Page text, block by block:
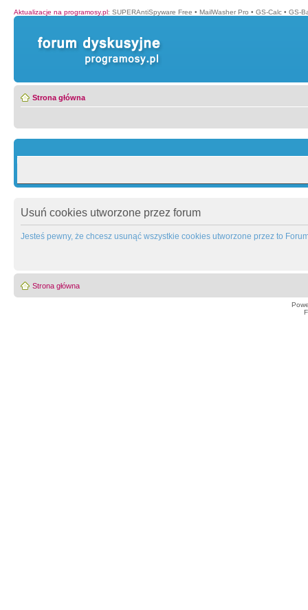
Aktualizacje na programosy.pl: SUPERAntiSpyware Free • MailWasher Pro • GS-Calc • GS-
Strona główna
Usuń cookies utworzone przez forum
Jesteś pewny, że chcesz usunąć wszystkie cookies utworzone przez to
Strona główna